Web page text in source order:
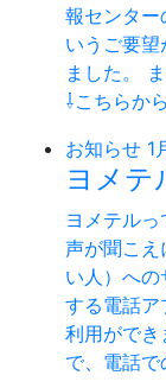
報センター
いうご要
ました。
⇩こちらか
お知らせ 1
ヨメテ
ヨメテル
声が聞こえ
い人）へ
する電話
利用ができ
で、電話